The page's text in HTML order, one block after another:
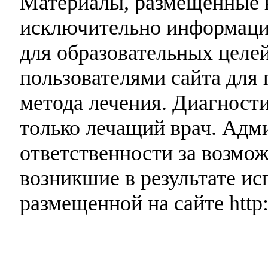
исключительно
для образовательных
пользователями сайта
метода лечения.
только лечащий врач.
ответственности за
возникшие в результате
размещенной на сайте